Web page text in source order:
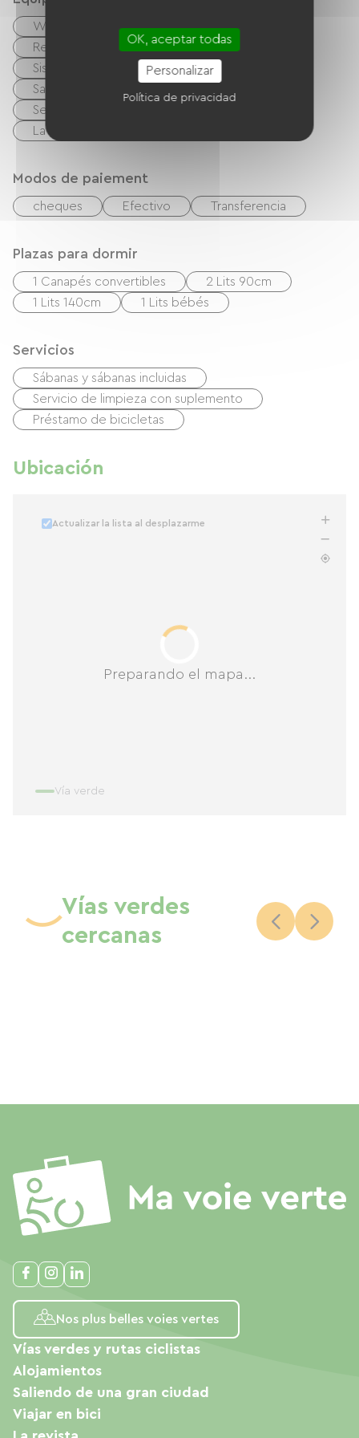
Wifi gratuito TV
TNT
Reproductor de DVD
Sistema de alta fidelidad
Barbacoa
Salón de jardín
Secador de pelo
Lave linge
Modos de paiement
cheques Efectivo Transferencia
Plazas para dormir
1 Canapés convertibles
2 Lits 90cm
1 Lits 140cm
1 Lits bébés
Servicios
Sábanas y sábanas incluidas
Servicio de limpieza con suplemento
Préstamo de bicicletas
Ubicación
Preparando el mapa...
Actualizar la lista al desplazarme
Vía verde
Vías verdes
cercanas
Nos plus belles voies vertes
Vías verdes y rutas ciclistas
Alojamientos
Saliendo de una gran ciudad
Viajar en bici
OK, aceptar todas
Personalizar
Política de privacidad